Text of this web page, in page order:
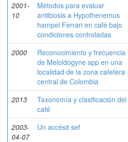
2001-
10
Métodos para evaluar
antibiosis a Hypothenemus
hampei Ferrari en café bajo
condiciones controladas
2000
Reconocimiento y frecuencia
de Meloidogyne spp en una
localidad de la zona cafetera
central de Colombia
2013
Taxonomía y clasificación del
café
2003-
04-07
Un accésit sef